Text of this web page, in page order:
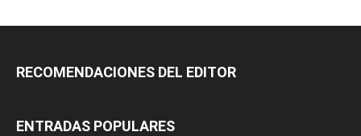
RECOMENDACIONES DEL EDITOR
ENTRADAS POPULARES